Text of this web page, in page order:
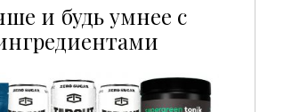
и будь умнее с